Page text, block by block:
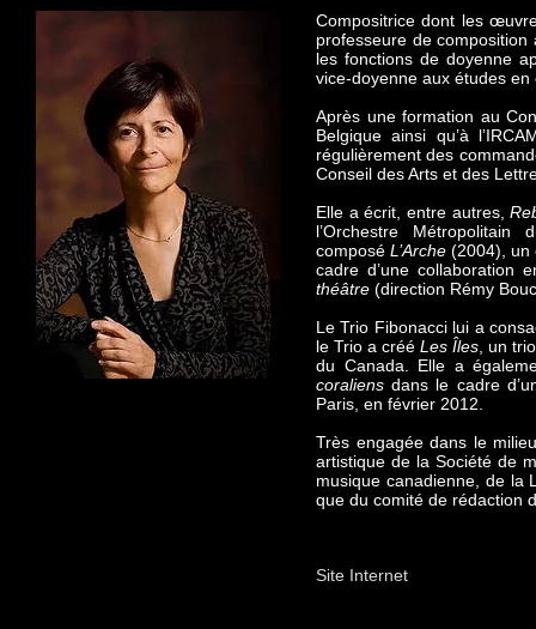
Compositrice dont les
professeure de
les fonctions de doyenne
vice-doyenne aux études
Après une formation au
Belgique ainsi qu’à
régulièrement des
Conseil des Arts et des
Elle a écrit, entre autres,
l’Orchestre
composé L’Arche (2004), un
cadre d’une collaboration
théâtre (direction Rémy
Le Trio Fibonacci lui a
le Trio a crééLes Îles , un
du Canada. Elle a
coraliens dans le cadre
Paris, en février 2012.
Très engagée dans le
artistique de la Société de
musique canadienne, de la
que du comité de rédaction
Site Internet